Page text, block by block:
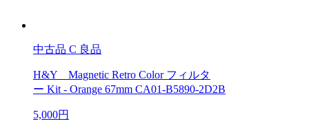
中古品 C 良品
H&Y Magnetic Retro Color フィルタ
ー Kit - Orange 67mm CA01-B5890-2D2B
5,000円